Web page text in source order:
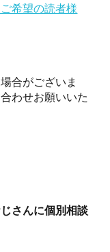
希望の読者様
合がございま
わせお願いいた
さんに個別相談